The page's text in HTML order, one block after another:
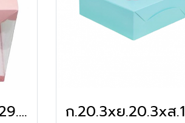
ก.21.5xย.21.5xส.29.2 cm กล่องเค้ก 1 ปอนด์ ชมพูทรงสูง